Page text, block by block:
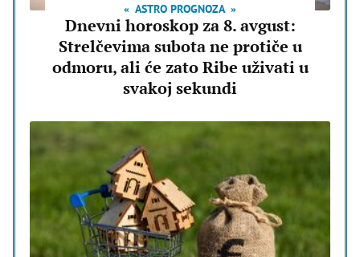
ASTRO PROGNOZA
Dnevni horoskop za 8. avgust:
Strelčevima subota ne protiče u
odmoru, ali će zato Ribe uživati u
svakoj sekundi